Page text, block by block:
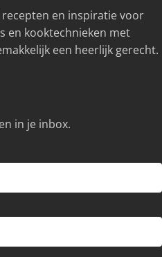
recepten en inspiratie voor
en kooktechnieken met
een heerlijk gerecht.
in je inbox.